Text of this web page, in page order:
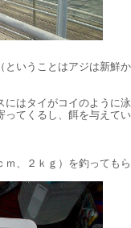
いうことはアジは新鮮か
はタイがコイのように
てくるし、餌を与えて
ｍ、２ｋｇ）を釣っても